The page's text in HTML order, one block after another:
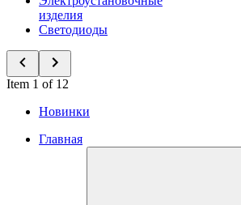
изделия
Светодиоды
Item 1 of 12
Новинки
Главная